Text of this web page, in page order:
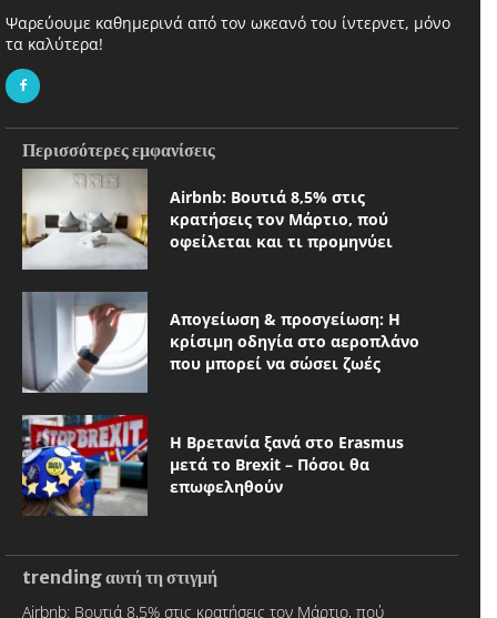
Ψαρεύουμε καθημερινά από τον ωκεανό του ίντερνετ, μόνο
τα καλύτερα!
Περισσότερες εμφανίσεις
Airbnb: Βουτιά 8,5% στις
κρατήσεις τον Μάρτιο, πού
οφείλεται και τι προμηνύει
Απογείωση & προσγείωση: Η
κρίσιμη οδηγία στο αεροπλάνο
που μπορεί να σώσει ζωές
Η Βρετανία ξανά στο Erasmus
μετά το Brexit – Πόσοι θα
επωφεληθούν
trending αυτή τη στιγμή
Airbnb: Βουτιά 8,5% στις κρατήσεις τον Μάρτιο, πού